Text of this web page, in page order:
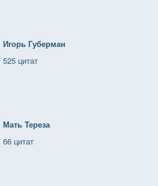
Игорь Губерман
525 цитат
Мать Тереза
66 цитат